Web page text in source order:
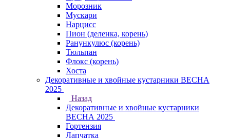
Морозник
Мускари
Нарцисс
Пион (деленка, корень)
Ранункулюс (корень)
Тюльпан
Флокс (корень)
Хоста
Декоративные и хвойные кустарники ВЕСНА
2025
Назад
Декоративные и хвойные кустарники
ВЕСНА 2025
Гортензия
Лапчатка